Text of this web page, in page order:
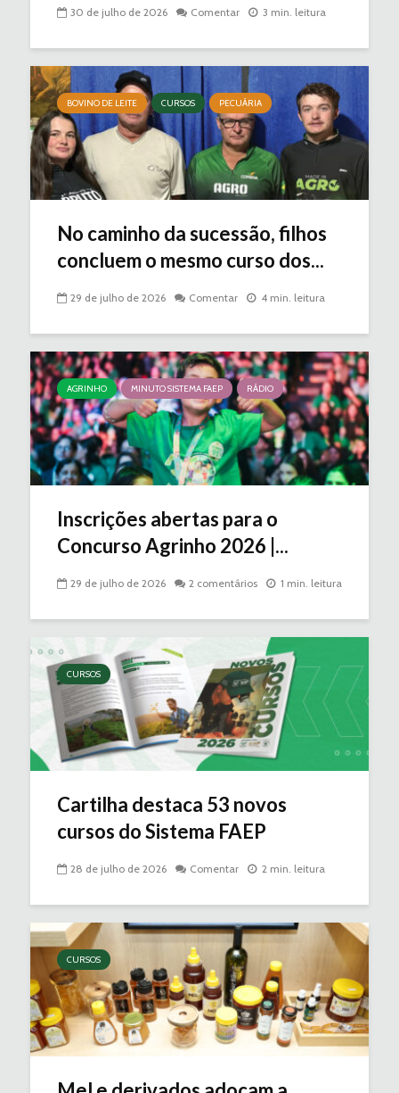
30 de julho de 2026 Comentar 3 min. leitura
BOVINO DE LEITE CURSOS PECUÁRIA
No caminho da sucessão, filhos
concluem o mesmo curso dos...
29 de julho de 2026 Comentar 4 min. leitura
AGRINHO MINUTO SISTEMA FAEP RÁDIO
Inscrições abertas para o
Concurso Agrinho 2026 |...
29 de julho de 2026 2 comentários 1 min. leitura
CURSOS
Cartilha destaca 53 novos
cursos do Sistema FAEP
28 de julho de 2026 Comentar 2 min. leitura
CURSOS